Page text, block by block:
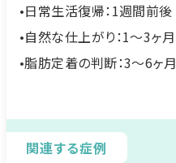
•日常生活復帰：1週間前後
•自然な仕上がり：1〜3ヶ月
•脂肪定着の判断：3〜6ヶ月
関連する症例